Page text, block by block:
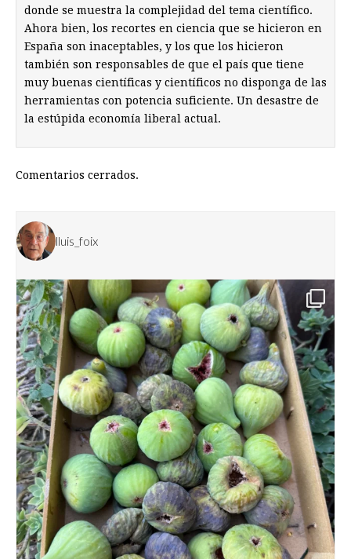
donde se muestra la complejidad del tema científico.
Ahora bien, los recortes en ciencia que se hicieron en
España son inaceptables, y los que los hicieron
también son responsables de que el país que tiene
muy buenas científicas y científicos no disponga de las
herramientas con potencia suficiente. Un desastre de
la estúpida economía liberal actual.
Comentarios cerrados.
lluis_foix